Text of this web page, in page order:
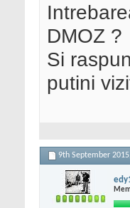
DMOZ ?
Si
putini
9th September 2015,